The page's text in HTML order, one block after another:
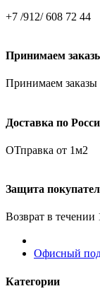
+7 /912/ 608 72 44
Принимаем
Принимаем заказы
Доставка по
ОТправка от 1м2
Защита
Возврат в течении
Офисный
Категории